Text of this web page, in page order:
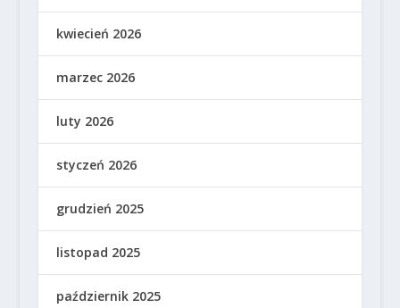
kwiecień 2026
marzec 2026
luty 2026
styczeń 2026
grudzień 2025
listopad 2025
październik 2025